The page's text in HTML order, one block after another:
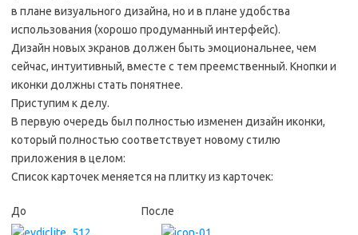
в плане визуального дизайна, но и в плане удобства
использования (хорошо продуманный интерфейс).
Дизайн новых экранов должен быть эмоциональнее, чем
сейчас, интуитивный, вместе с тем преемственный. Кнопки и
иконки должны стать понятнее.
Приступим к делу.
В первую очередь был полностью изменен дизайн иконки,
который полностью соответствует новому стилю
приложения в целом:
Список карточек меняется на плитку из карточек:
До После